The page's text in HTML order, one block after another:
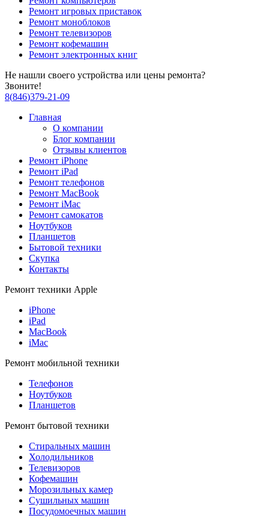
Ремонт игровых приставок
Ремонт моноблоков
Ремонт телевизоров
Ремонт кофемашин
Ремонт электронных книг
Не нашли своего устройства или цены ремонта?
Звоните!
8(846)379-21-09
Главная
О компании
Блог компании
Отзывы клиентов
Ремонт iPhone
Ремонт iPad
Ремонт телефонов
Ремонт MacBook
Ремонт iMac
Ремонт самокатов
Ноутбуков
Планшетов
Бытовой техники
Скупка
Контакты
Ремонт техники Apple
iPhone
iPad
MacBook
iMac
Ремонт мобильной техники
Телефонов
Ноутбуков
Планшетов
Ремонт бытовой техники
Стиральных машин
Холодильников
Телевизоров
Кофемашин
Морозильных камер
Сушильных машин
Посудомоечных машин